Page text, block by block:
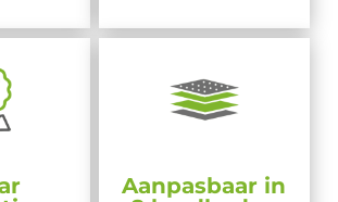
Aanpasbaar in